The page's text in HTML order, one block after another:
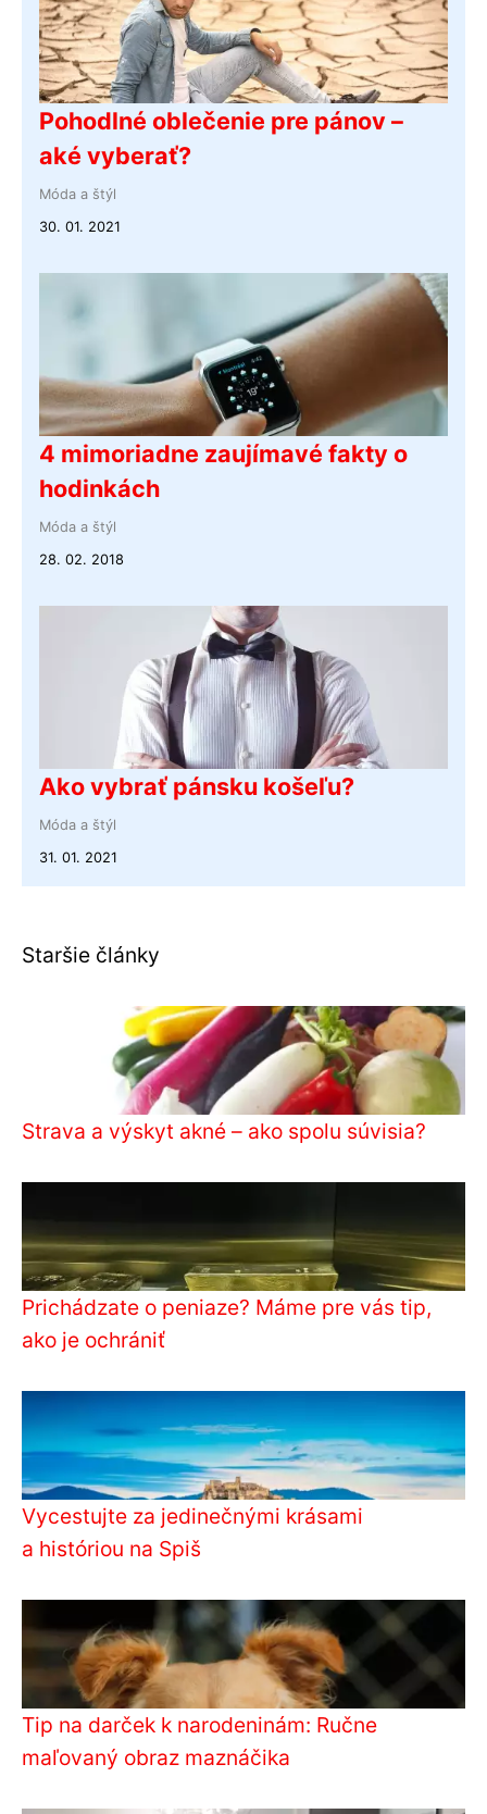
Pohodlné oblečenie pre pánov –
aké vyberať?
Móda a štýl
30. 01. 2021
4 mimoriadne zaujímavé fakty o
hodinkách
Móda a štýl
28. 02. 2018
Ako vybrať pánsku košeľu?
Móda a štýl
31. 01. 2021
Staršie články
Strava a výskyt akné – ako spolu súvisia?
Prichádzate o peniaze? Máme pre vás tip,
ako je ochrániť
Vycestujte za jedinečnými krásami
a históriou na Spiš
Tip na darček k narodeninám: Ručne
maľovaný obraz maznáčika